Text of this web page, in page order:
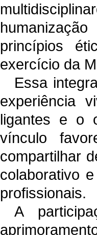
princípios
exercício da
Essa
experiência
ligantes e o
vínculo
compartilhar
colaborativo
profissionais.
A